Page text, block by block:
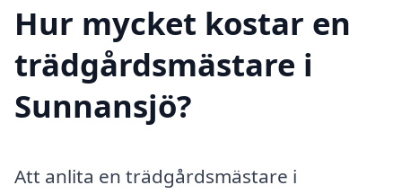
Hur mycket kostar en
trädgårdsmästare i
Sunnansjö?
Att anlita en trädgårdsmästare i